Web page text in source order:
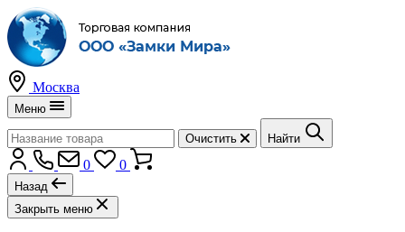
Москва
Меню
Очистить Найти
0 0
Назад
Закрыть меню